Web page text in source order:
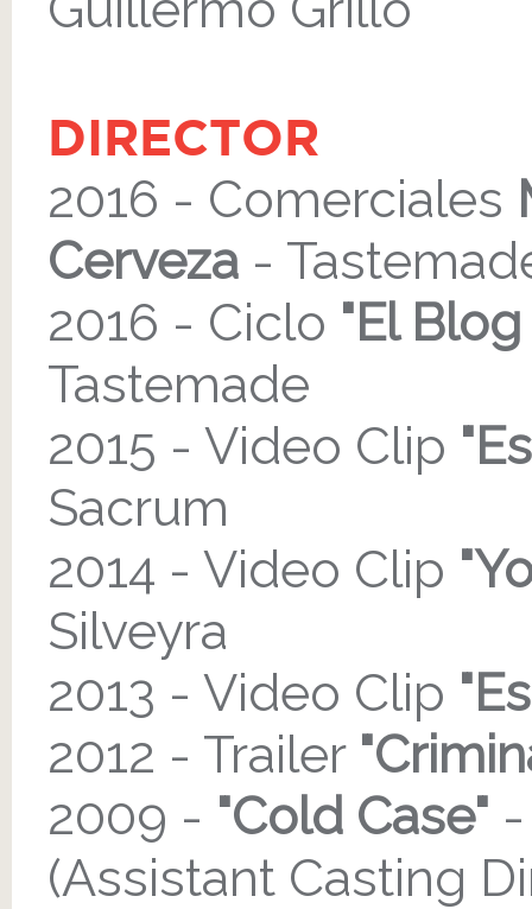
DIRECTOR
2016 - Comerciales
Cerveza -
2016 - Ciclo "El
Tastemade
2015 - Video Clip
Sacrum
2014 - Video Clip
Silveyra
2013 - Video Clip
2012 - Trailer
2009 - "Cold Case"
(Assistant Casting